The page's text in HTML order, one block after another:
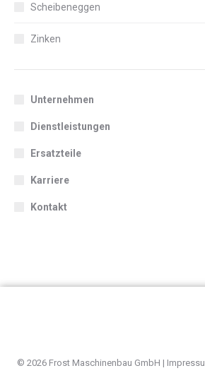
Scheibeneggen
Zinken
Unternehmen
Dienstleistungen
Ersatzteile
Karriere
Kontakt
© 2026 Frost Maschinenbau GmbH |